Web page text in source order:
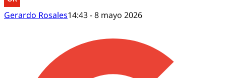
Gerardo Rosales14:43 - 8 mayo 2026